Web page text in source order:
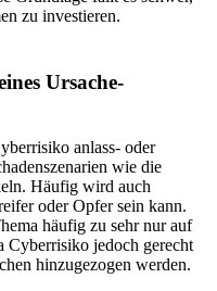
zu investieren.
Ursache-
anlass- oder
wie die
Häufig wird auch
oder Opfer sein kann.
häufig zu sehr nur auf
Cyberrisiko jedoch gerecht
hinzugezogen werden.